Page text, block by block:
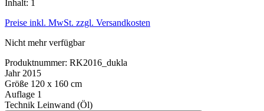
Inhalt: 1
Preise inkl. MwSt. zzgl. Versandkosten
Nicht mehr verfügbar
Produktnummer: RK2016_dukla
Jahr 2015
Größe 120 x 160 cm
Auflage 1
Technik Leinwand (Öl)